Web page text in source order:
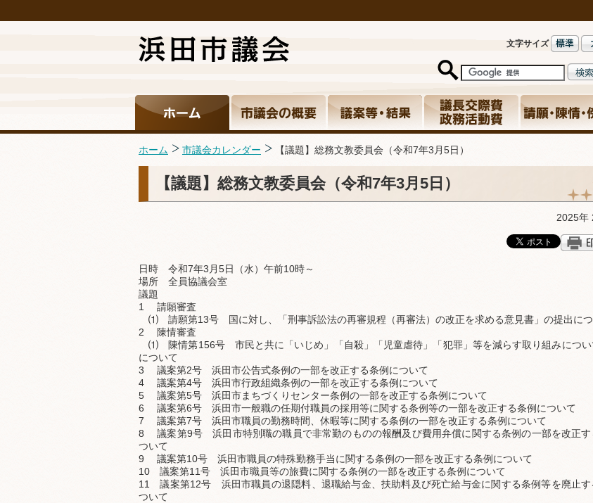
文字サイズ
ホーム 市議会カレンダー 【議題】総務文教委員会（令和7年3月5日）
【議題】総務文教委員会（令和7年3月5日）
2025年
日時 令和7年3月5日（水）午前10時～
場所 全員協議会室
議題
1 請願審査
⑴ 請願第13号 国に対し、「刑事訴訟法の再審規程（再審法）の改正を求める意見書」の提出に
2 陳情審査
⑴ 陳情第156号 市民と共に「いじめ」「自殺」「児童虐待」「犯罪」等を減らす取り組みについ
について
3 議案第2号 浜田市公告式条例の一部を改正する条例について
4 議案第4号 浜田市行政組織条例の一部を改正する条例について
5 議案第5号 浜田市まちづくりセンター条例の一部を改正する条例について
6 議案第6号 浜田市一般職の任期付職員の採用等に関する条例等の一部を改正する条例について
7 議案第7号 浜田市職員の勤務時間、休暇等に関する条例の一部を改正する条例について
8 議案第9号 浜田市特別職の職員で非常勤のものの報酬及び費用弁償に関する条例の一部を改正す
ついて
9 議案第10号 浜田市職員の特殊勤務手当に関する条例の一部を改正する条例について
10 議案第11号 浜田市職員等の旅費に関する条例の一部を改正する条例について
11 議案第12号 浜田市職員の退隠料、退職給与金、扶助料及び死亡給与金に関する条例等を廃止す
ついて